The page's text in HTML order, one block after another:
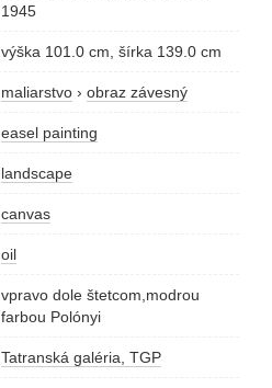
1945
výška 101.0 cm, šírka 139.0 cm
maliarstvo › obraz závesný
easel painting
landscape
canvas
oil
vpravo dole štetcom,modrou
farbou Polónyi
Tatranská galéria, TGP